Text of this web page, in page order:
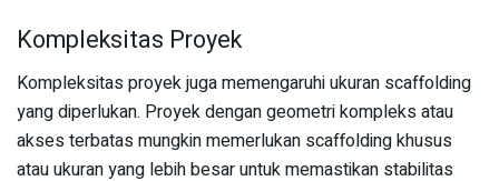
Kompleksitas Proyek
Kompleksitas proyek juga memengaruhi ukuran scaffolding
yang diperlukan. Proyek dengan geometri kompleks atau
akses terbatas mungkin memerlukan scaffolding khusus
atau ukuran yang lebih besar untuk memastikan stabilitas